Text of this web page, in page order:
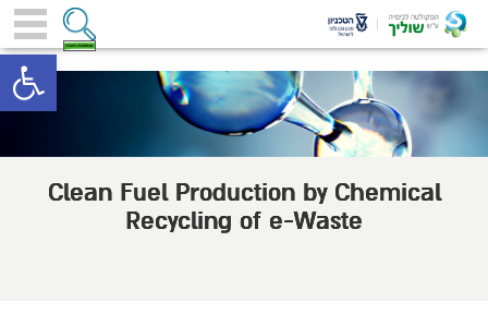
Clean Fuel Production by Chemical
Recycling of e-Waste